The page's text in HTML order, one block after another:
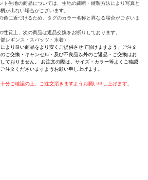
ト生地の商品については、生地の裁断・縫製方法により写真と
が出ない場合がございます。
色に近づけるため、タグのカラー名称と異なる場合がございま
性質上、次の商品は返品交換をお断りしております。
レギンス・スパッツ・水着）
より良い商品をより安くご提供させて頂けますよう、ご注文
ご交換・キャンセル・及び不良品以外のご返品・ご交換はお
ておりません。 お注文の際は、サイズ・カラー等よくご確認
注文くださいますようお願い申し上げます。
分ご確認の上、ご注文頂きますようお願い申し上げます。